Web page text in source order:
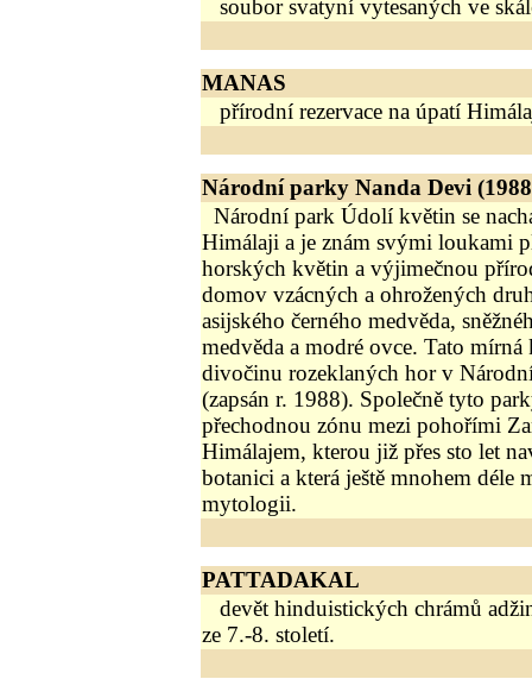
soubor svatyní vytesaných ve
MANAS
přírodní rezervace na úpatí
Národní parky Nanda Devi
Národní park Údolí květin se
Himálaji a je znám svými loukami
horských květin a výjimečnou
domov vzácných a ohrožených
asijského černého medvěda,
medvěda a modré ovce. Tato
divočinu rozeklaných hor v
(zapsán r. 1988). Společně tyto
přechodnou zónu mezi pohořími
Himálajem, kterou již přes sto let
botanici a která ještě mnohem déle
mytologii.
PATTADAKAL
devět hinduistických chrámů
ze 7.-8. století.